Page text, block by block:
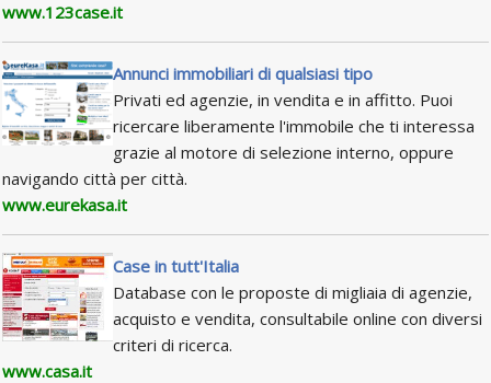
www.123case.it
Annunci immobiliari di qualsiasi tipo
Privati ed agenzie, in vendita e in affitto. Puoi
ricercare liberamente l'immobile che ti interessa
grazie al motore di selezione interno, oppure
navigando città per città.
www.eurekasa.it
Case in tutt'Italia
Database con le proposte di migliaia di agenzie,
acquisto e vendita, consultabile online con diversi
criteri di ricerca.
www.casa.it